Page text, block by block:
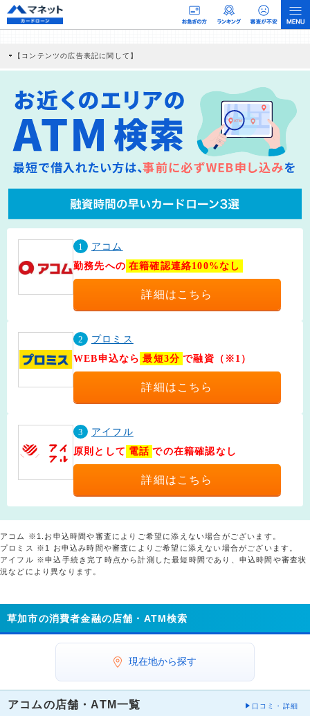
【コンテンツの広告表記に関して】
社に対して企業から紹介報酬が支払われるという収益モデルです。 ただし、特定の
商品を根拠なくPRするものではなく、当編集部の調査／ユーザーへの口コミ収集な
どに基づき、公平性を担保した情報提供を行っています。
>提携企業一覧
1
アコム
勤務先への 在籍確認連絡100%なし
詳細はこちら
2
プロミス
WEB申込なら 最短3分 で融資（※1）
詳細はこちら
3
アイフル
原則として 電話 での在籍確認なし
詳細はこちら
アコム ※1.お申込時間や審査によりご希望に添えない場合がございます。
プロミス ※1 お申込み時間や審査によりご希望に添えない場合がございます。
アイフル ※申込手続き完了時点から計測した最短時間であり、申込時間や審査状
況などにより異なります。
草加市の消費者金融の店舗・ATM検索
現在地から探す
アコムの店舗・ATM一覧 口コミ・詳細